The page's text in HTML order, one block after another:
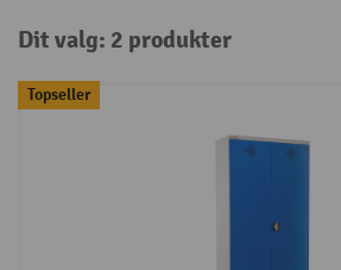
Dit valg: 2 produkter
Topseller